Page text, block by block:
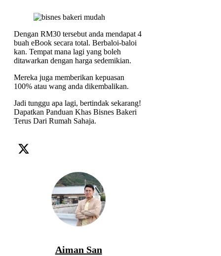
Dengan RM30 tersebut anda mendapat 4
buah eBook secara total. Berbaloi-baloi
kan. Tempat mana lagi yang boleh
ditawarkan dengan harga sedemikian.
Mereka juga memberikan kepuasan
100% atau wang anda dikembalikan.
Jadi tunggu apa lagi, bertindak sekarang!
Dapatkan Panduan Khas Bisnes Bakeri
Terus Dari Rumah Sahaja.
Aiman San